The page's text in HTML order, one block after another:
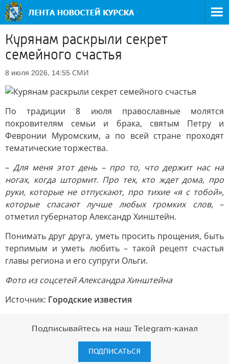
Курянам раскрыли секрет
семейного счастья
8 июля 2026, 14:55 СМИ
По традиции 8 июля православные молятся
покровителям семьи и брака, святым Петру и
Февронии Муромским, а по всей стране проходят
тематические торжества.
– Для меня этот день – про то, что держит нас на
ногах, когда штормит. Про тех, кто ждет дома, про
руки, которые не отпускают, про тихие «я с тобой»,
которые спасают лучше любых громких слов,–
отметил губернатор Александр Хинштейн.
Понимать друг друга, уметь просить прощения, быть
терпимым и уметь любить – такой рецепт счастья
главы региона и его супруги Ольги.
Фото из соцсетей Александра Хинштейна
Источник: Городские известия
Подписывайтесь на наш Telegram-канал
ПОДПИСАТЬСЯ